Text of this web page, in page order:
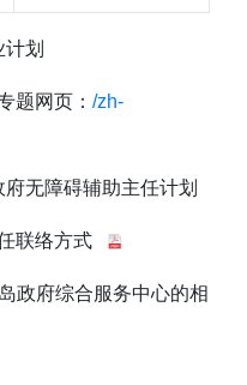
划
网页： /zh-
无障碍辅助主任计划
联络方式
政府综合服务中心的相